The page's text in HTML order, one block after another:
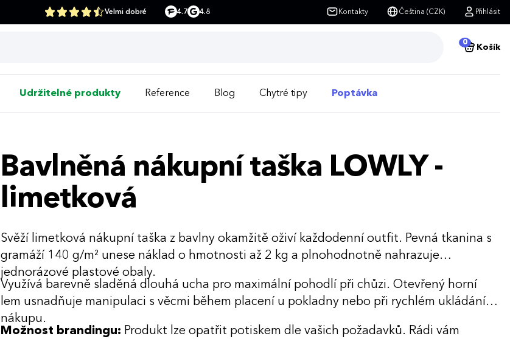
Velmi dobré 4.7 4.8 Kontakty Čeština (CZK) Přihlásit
0
Košík
Udržitelné produkty Reference Blog Chytré tipy Poptávka
Bavlněná nákupní taška LOWLY -
limetková
Svěží limetková nákupní taška z bavlny okamžitě oživí každodenní outfit. Pevná tkanina s
gramáží 140 g/m² unese náklad o hmotnosti až 2 kg a plnohodnotně nahrazuje
jednorázové plastové obaly.
Využívá barevně sladěná dlouhá ucha pro maximální pohodlí při chůzi. Otevřený horní
lem usnadňuje manipulaci s věcmi během placení u pokladny nebo při rychlém ukládání
nákupu.
Možnost brandingu: Produkt lze opatřit potiskem dle vašich požadavků. Rádi vám